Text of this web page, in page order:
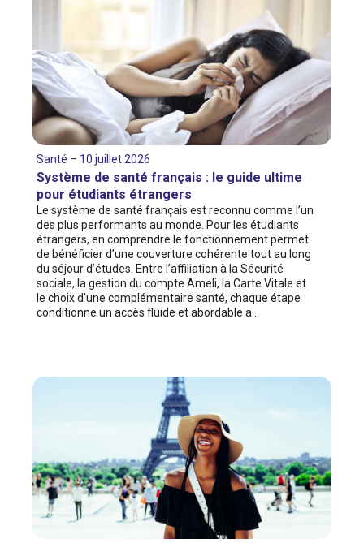
Santé – 10 juillet 2026
Système de santé français : le guide ultime
pour étudiants étrangers
Le système de santé français est reconnu comme l’un
des plus performants au monde. Pour les étudiants
étrangers, en comprendre le fonctionnement permet
de bénéficier d’une couverture cohérente tout au long
du séjour d’études. Entre l’affiliation à la Sécurité
sociale, la gestion du compte Ameli, la Carte Vitale et
le choix d’une complémentaire santé, chaque étape
conditionne un accès fluide et abordable a…